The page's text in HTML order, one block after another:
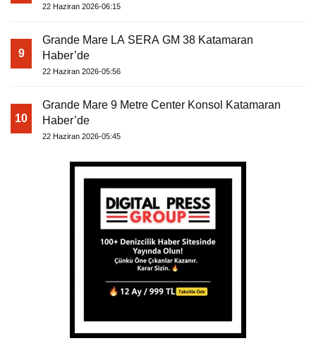
22 Haziran 2026-06:15
9
Grande Mare LA SERA GM 38 Katamaran
Haber’de
22 Haziran 2026-05:56
10
Grande Mare 9 Metre Center Konsol Katamaran
Haber’de
22 Haziran 2026-05:45